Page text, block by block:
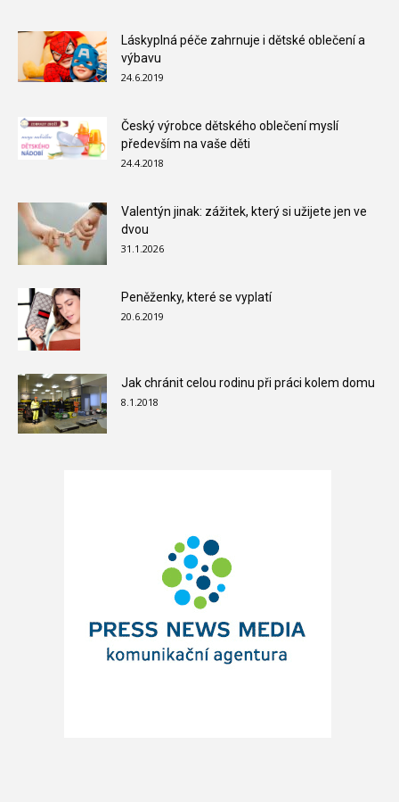
Láskyplná péče zahrnuje i dětské oblečení a
výbavu
24.6.2019
Český výrobce dětského oblečení myslí
především na vaše děti
24.4.2018
Valentýn jinak: zážitek, který si užijete jen ve
dvou
31.1.2026
Peněženky, které se vyplatí
20.6.2019
Jak chránit celou rodinu při práci kolem domu
8.1.2018